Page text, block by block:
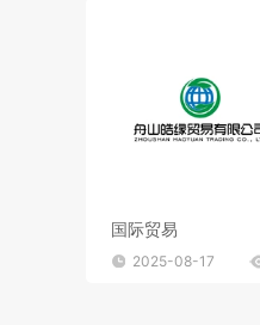
国际贸易
2025-08-17